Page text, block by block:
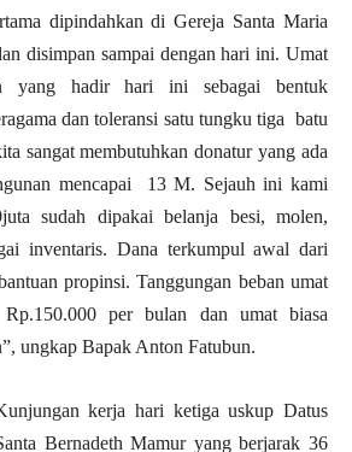
dipindahkan di Gereja Santa Maria
disimpan sampai dengan hari ini. Umat
yang hadir hari ini sebagai bentuk
dan toleransi satu tungku tiga batu
sangat membutuhkan donatur yang ada
mencapai 13 M. Sejauh ini kami
sudah dipakai belanja besi, molen,
inventaris. Dana terkumpul awal dari
propinsi. Tanggungan beban umat
per bulan dan umat biasa
ungkap Bapak Anton Fatubun.
kerja hari ketiga uskup Datus
Bernadeth Mamur yang berjarak 36